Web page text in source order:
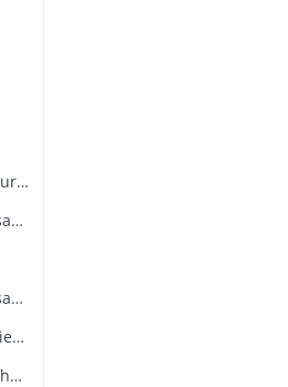
La chapelle de Saint-Jean dans la cathédrale de Strasbourg (planche de l'Album alsacien, n° 3)
Ancienne maison de Strasbourg (planche de l'Album alsacien, n° 4)
Intérieur du nouveau Windstein (planche de l'Album alsacien, n° 13)
Strasbourg, Tour des martyrs (planche de l'Album alsacien, n° 17)
Maison forestière près du château de Spesbourg (planche de l'Album alsacien, n° 18)